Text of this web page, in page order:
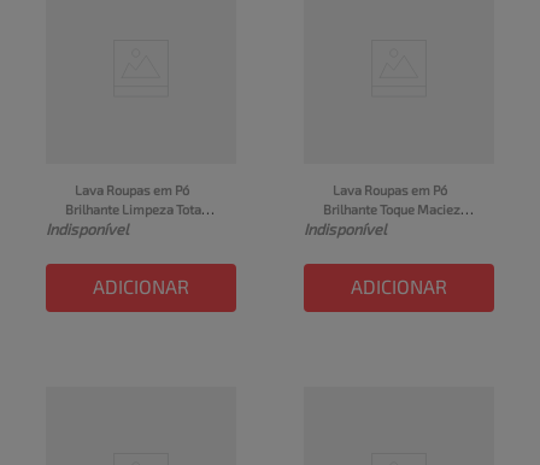
Lava Roupas em Pó
Brilhante Limpeza Total
Roupas Brancas &
Sachê 1,6kg
Indisponível
ADICIONAR
Lava Roupas em Pó
Brilhante Toque Maciez
Sachê 400g
Indisponível
ADICIONAR